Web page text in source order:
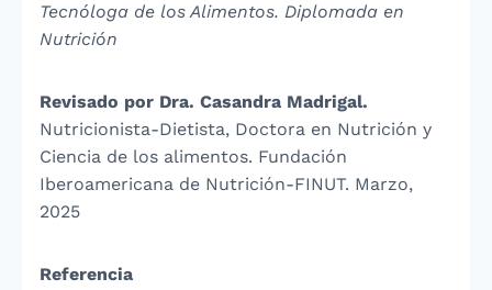
Tecnóloga de los Alimentos. Diplomada en
Nutrición
Revisado por Dra. Casandra Madrigal.
Nutricionista-Dietista, Doctora en Nutrición y
Ciencia de los alimentos. Fundación
Iberoamericana de Nutrición-FINUT. Marzo,
2025
Referencia